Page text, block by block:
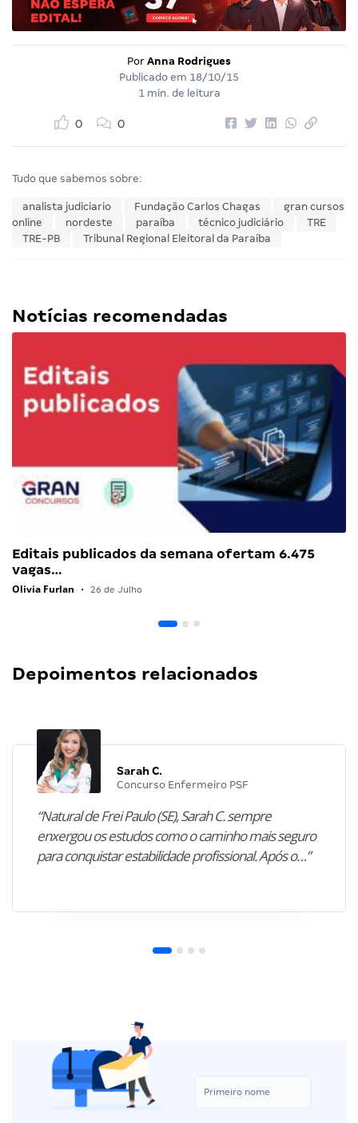
Por Anna Rodrigues
Publicado em 18/10/15
1 min. de leitura
0 0
Tudo que sabemos sobre:
analista judiciario Fundação Carlos Chagas
gran cursos
online
nordeste paraíba técnico judiciário
TRE
TRE-PB
Tribunal Regional Eleitoral da Paraíba
Notícias recomendadas
Editais publicados da semana ofertam 6.475
vagas…
Olivia Furlan • 26 de Julho
Depoimentos relacionados
Sarah C.
Concurso Enfermeiro PSF
“Natural de Frei Paulo (SE), Sarah C. sempre
enxergou os estudos como o caminho mais seguro
para conquistar estabilidade profissional. Após o…”